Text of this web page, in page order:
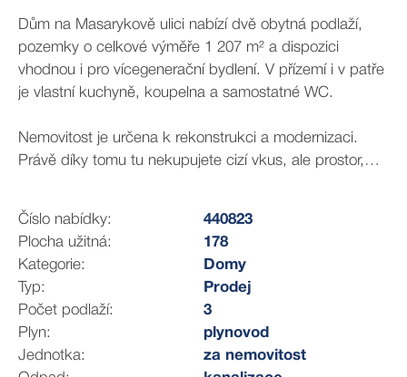
Dům na Masarykově ulici nabízí dvě obytná podlaží,
pozemky o celkové výměře 1 207 m² a dispozici
vhodnou i pro vícegenerační bydlení. V přízemí i v patře
je vlastní kuchyně, koupelna a samostatné WC.
Nemovitost je určena k rekonstrukci a modernizaci.
Právě díky tomu tu nekupujete cizí vkus, ale prostor,
Obytná část domu má cca 178 m², dalších více než 80
m² tvoří kompletně podsklepené prostory pro
skladování, dílnu, technické zázemí nebo koníčky.
Součástí nemovitosti je garáž pro dvě auta 32 m², dílna,
sklad, zděný zahradní domek z roku 2015, skleník,
kotec pro psa, vlastní kopaná studna a další parkování
Číslo nabídky:
440823
Plocha užitná:
178
Kategorie:
Domy
Typ:
Prodej
Počet podlaží:
3
Plyn:
plynovod
Jednotka:
za nemovitost